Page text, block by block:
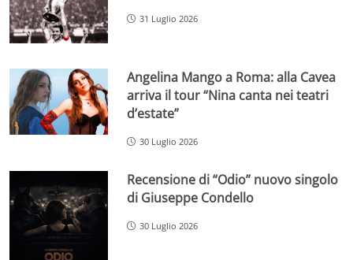
31 Luglio 2026
Angelina Mango a Roma: alla Cavea
arriva il tour “Nina canta nei teatri
d’estate”
30 Luglio 2026
Recensione di “Odio” nuovo singolo
di Giuseppe Condello
30 Luglio 2026